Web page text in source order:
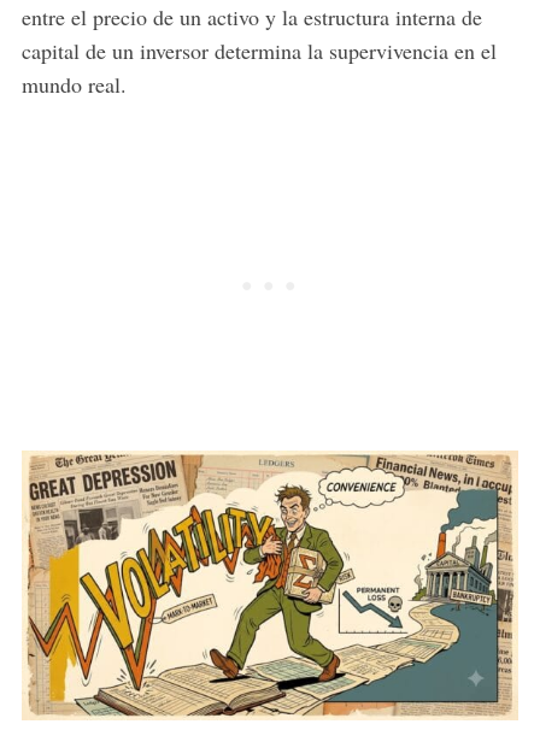
entre el precio de un activo y la estructura interna de
capital de un inversor determina la supervivencia en el
mundo real.